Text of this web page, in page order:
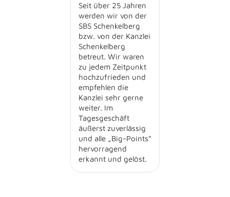
Seit über 25 Jahren
werden wir von der
SBS Schenkelberg
bzw. von der Kanzlei
Schenkelberg
betreut. Wir waren
zu jedem Zeitpunkt
hochzufrieden und
empfehlen die
Kanzlei sehr gerne
weiter. Im
Tagesgeschäft
äußerst zuverlässig
und alle „Big-Points“
hervorragend
erkannt und gelöst.